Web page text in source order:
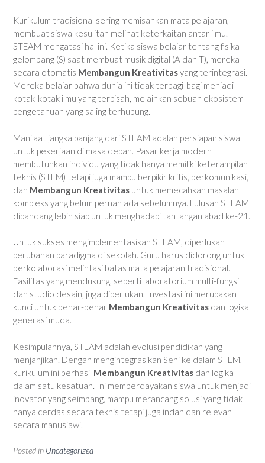
Kurikulum tradisional sering memisahkan mata pelajaran,
membuat siswa kesulitan melihat keterkaitan antar ilmu.
STEAM mengatasi hal ini. Ketika siswa belajar tentang fisika
gelombang (S) saat membuat musik digital (A dan T), mereka
secara otomatis Membangun Kreativitasyang terintegrasi.
Mereka belajar bahwa dunia ini tidak terbagi-bagi menjadi
kotak-kotak ilmu yang terpisah, melainkan sebuah ekosistem
pengetahuan yang saling terhubung.
Manfaat jangka panjang dari STEAM adalah persiapan siswa
untuk pekerjaan di masa depan. Pasar kerja modern
membutuhkan individu yang tidak hanya memiliki keterampilan
teknis (STEM) tetapi juga mampu berpikir kritis, berkomunikasi,
dan Membangun Kreativitas untuk memecahkan masalah
kompleks yang belum pernah ada sebelumnya. Lulusan STEAM
dipandang lebih siap untuk menghadapi tantangan abad ke-21.
Untuk sukses mengimplementasikan STEAM, diperlukan
perubahan paradigma di sekolah. Guru harus didorong untuk
berkolaborasi melintasi batas mata pelajaran tradisional.
Fasilitas yang mendukung, seperti laboratorium multi-fungsi
dan studio desain, juga diperlukan. Investasi ini merupakan
kunci untuk benar-benar Membangun Kreativitas dan logika
generasi muda.
Kesimpulannya, STEAM adalah evolusi pendidikan yang
menjanjikan. Dengan mengintegrasikan Seni ke dalam STEM,
kurikulum ini berhasil Membangun Kreativitas dan logika
dalam satu kesatuan. Ini memberdayakan siswa untuk menjadi
inovator yang seimbang, mampu merancang solusi yang tidak
hanya cerdas secara teknis tetapi juga indah dan relevan
secara manusiawi.
Posted in Uncategorized